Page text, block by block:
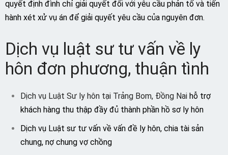
quyết định đình chỉ giải quyết đối với yêu cầu phản tố và tiến
hành xét xử vụ án để giải quyết yêu cầu của nguyên đơn.
Dịch vụ luật sư tư vấn về ly
hôn đơn phương, thuận tình
Dịch vụ Luật Sư ly hôn tại Trảng Bom, Đồng Nai hỗ trợ
khách hàng thu thập đầy đủ thành phần hồ sơ ly hôn
Dịch vụ Luật sư tư vấn về vấn đề ly hôn, chia tài sản
chung, nợ chung vợ chồng